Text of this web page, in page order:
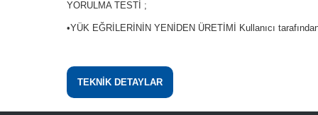
YORULMA TESTİ ;
•YÜK EĞRİLERİNİN YENİDEN ÜRETİMİ Kullanıcı
TEKNİK DETAYLAR